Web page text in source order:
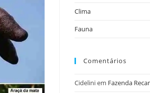
Clima
Fauna
Comentários
Cideliniem Fazenda